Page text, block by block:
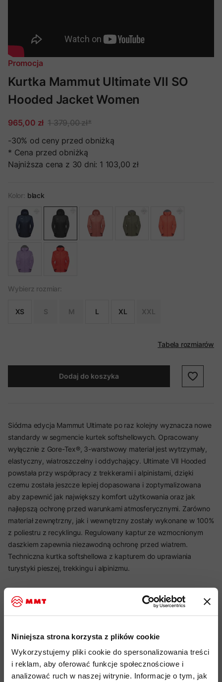
Niniejsza strona korzysta z plików cookie
Wykorzystujemy pliki cookie do spersonalizowania treści
i reklam, aby oferować funkcje społecznościowe i
analizować ruch w naszej witrynie. Informacje o tym, jak
Promocja
Kurtka Mammut Ultimate VII SO
Hooded Jacket Women
965,00 zł 1 379,00 zł*
-30% od ceny przed obniżką
* Cena przed obniżką
Najniższa cena z 30 dni: 1 103,00 zł
Kolor: black
Wybierz rozmiar:
XS S M L XL XXL
Tabela rozmiarów
Dodaj do koszyka
Siódma edycja Mammut Ultimate po raz kolejny wyznacza nowe
standardy w segmencie kurtek softshellowych. Opracowany
wyłącznie z Gore-Tex®, 3-warstwowy materiał jest wytrzymały,
elastyczny, wiatroszczelny i oddychający. Ultimate VII Hooded
powstała przy współpracy z trekkerami i alpinistami, dzięki
czemu została jeszcze lepiej dopasowana i zoptymalizowana
aby zapewnić jak największy komfort użytkowania oraz jak
najlepszą ochronę przed warunkami atmosferycznymi. Zarówno
materiał zewnętrzny, jak i wewnętrzny zostały wykonane w 100%
z poliestru z recyklingu. Regulowany kaptur ze wzmocnionym
daszkiem zapewnia niezawodną ochronę przed wiatrem.
Techniczna kurtka softshellowa z kapturem do uprawiania
turystyki pieszej, trekkingu i alpinizmu.
Najważniejsze cechy:
idealny produkt do:
Hiking, Alpinizm, Wspinaczka, Podróże,
materiał wierzchni i wewnętrzny wykonany w 100% z
poliestru pochodzącego z recyklingu